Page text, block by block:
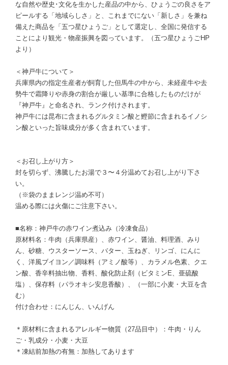
な自然や歴史･文化を生かした産品の中から、ひょうごの良さをア
ピールする「地域らしさ」と、これまでにない「新しさ」を兼ね
備えた商品を「五つ星ひょうご」として選定し、全国に発信する
ことにより観光・物産振興を図っています。（五つ星ひょうごHP
より）
＜神戸牛について＞
兵庫県内の指定生産者が飼育した但馬牛の中から、未経産牛や去
勢牛で霜降りや赤身の割合が厳しい基準に合格したものだけが
『神戸牛』と命名され、ランク付けされます。
神戸牛には昆布に含まれるグルタミン酸と鰹節に含まれるイノシ
ン酸といった旨味成分が多く含まれています。
＜お召し上がり方＞
封を切らず、沸騰したお湯で３〜４分温めてお召し上がり下さ
い。
（※袋のままレンジ温め不可）
温める際には火傷にご注意下さい。
■名称：神戸牛の赤ワイン煮込み（冷凍食品）
原材料名：牛肉（兵庫県産）、赤ワイン、醤油、料理酒、みり
ん、砂糖、ウスターソース、バター、玉ねぎ、リンゴ、にんに
く、洋風ブイヨン／調味料（アミノ酸等）、カラメル色素、クエ
ン酸、香辛料抽出物、香料、酸化防止剤（ビタミンE、亜硫酸
塩）、保存料（パラオキシ安息香酸）、（一部に小麦・大豆を含
む）
付け合わせ：にんじん、いんげん
＊原材料に含まれるアレルギー物質（27品目中）：牛肉・りん
ご・乳成分・小麦・大豆
＊凍結前加熱の有無：加熱してあります